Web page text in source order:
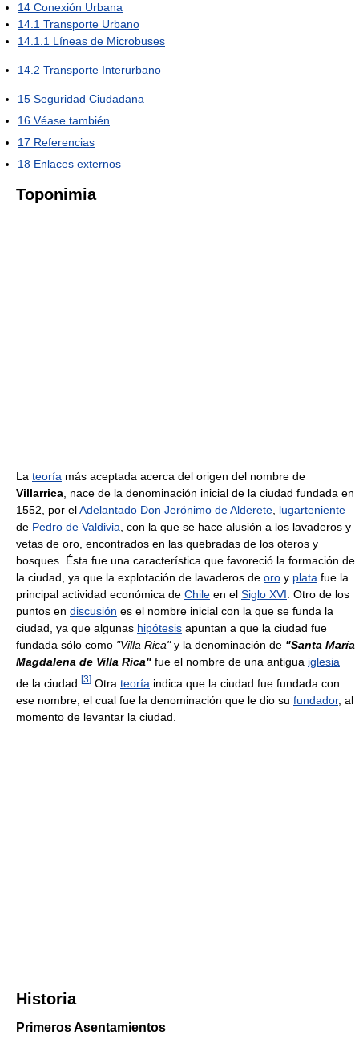
14 Conexión Urbana
14.1 Transporte Urbano
14.1.1 Líneas de Microbuses
14.2 Transporte Interurbano
15 Seguridad Ciudadana
16 Véase también
17 Referencias
18 Enlaces externos
Toponimia
La teoría más aceptada acerca del origen del nombre de
Villarrica , nace de la denominación inicial de la ciudad fundada en
1552, por elAdelantado Don Jerónimo de Alderete lugarteniente
de Pedro de Valdivia , con la que se hace alusión a los lavaderos y
vetas de oro, encontrados en las quebradas de los oteros y
bosques. Ésta fue una característica que favoreció la formación de
la ciudad, ya que la explotación de lavaderos de oro y plata fue la
principal actividad económica de Chile en el Siglo XVI . Otro de los
puntos en discusión es el nombre inicial con la que se funda la
ciudad, ya que algunas hipótesis apuntan a que la ciudad fue
fundada sólo como "Villa Rica"y la denominación de "Santa María
Magdalena de Villa Rica" fue el nombre de una antigua iglesia
de la ciudad. [3] Otra teoría indica que la ciudad fue fundada con
ese nombre, el cual fue la denominación que le dio su fundador, al
momento de levantar la ciudad.
Historia
Primeros Asentamientos